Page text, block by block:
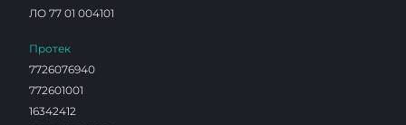
ЛО 77 01 004101
Протек
7726076940
772601001
16342412